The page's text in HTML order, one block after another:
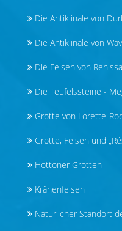
Die Antiklinale von
Die Antiklinale von
Die Felsen von
Die Teufelssteine -
Grotte von Lorette-
Grotte, Felsen und
Hottoner Grotten
Krähenfelsen
Natürlicher Standort